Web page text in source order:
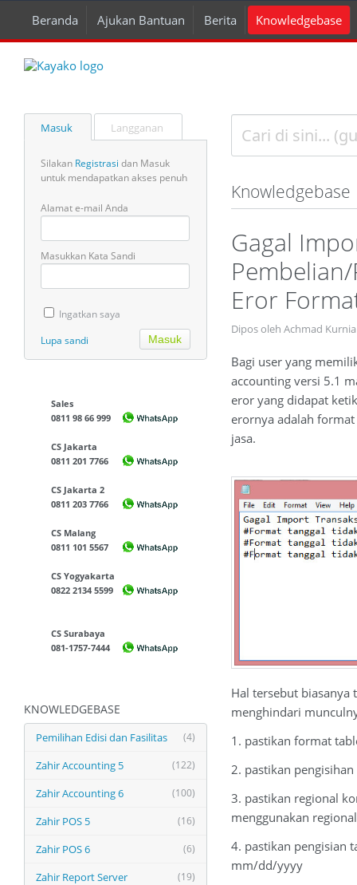
Beranda Ajukan Bantuan Berita Knowledgebase
Masuk Langganan
Silakan Registrasi dan Masuk
untuk mendapatkan akses penuh
Alamat e-mail Anda
Masukkan Kata Sandi
Ingatkan saya
Lupa sandi
Sales
0811 98 66 999
CS Jakarta
0811 201 7766
CS Jakarta 2
0811 203 7766
CS Malang
0811 101 5567
CS Yogyakarta
0822 2134 5599
CS Surabaya
081-1757-7444
KNOWLEDGEBASE
(4)
Pemilihan Edisi dan Fasilitas
(122)
Zahir Accounting 5
(100)
Zahir Accounting 6
(16)
Zahir POS 5
(6)
Zahir POS 6
(19)
Zahir Report Server
Knowledgebase
Gagal
Eror
Dipos oleh Achmad
Bagi user yang
accounting versi 5.1
eror yang didapat
erornya adalah
jasa.
Hal tersebut
menghindari
1. pastikan format
2. pastikan
3. pastikan regional
menggunakan
4. pastikan pengisian
mm/dd/yyyy